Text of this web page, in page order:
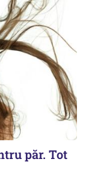
păr. Tot